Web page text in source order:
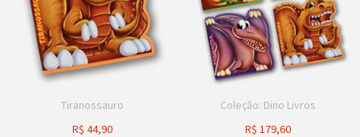
Tiranossauro
R$ 44,90
Coleção: Dino Livros
R$ 179,60